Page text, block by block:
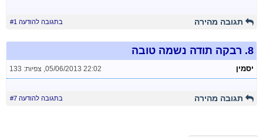
תגובה מהירה בתגובה להודעה #1
8. רבקה תודה נשמה טובה
יסמין 05/06/2013 22:02
, צפיות: 133
תגובה מהירה בתגובה להודעה #7